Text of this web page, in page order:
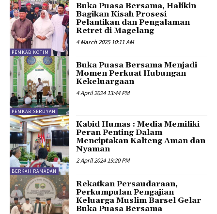
PEMKAB KOTIM
Buka Puasa Bersama, Halikin
Bagikan Kisah Prosesi
Pelantikan dan Pengalaman
Retret di Magelang
4 March 2025 10:11 AM
PEMKAB SERUYAN
Buka Puasa Bersama Menjadi
Momen Perkuat Hubungan
Kekeluargaan
4 April 2024 13:44 PM
BERKAH RAMADAN
Kabid Humas : Media Memiliki
Peran Penting Dalam
Menciptakan Kalteng Aman dan
Nyaman
2 April 2024 19:20 PM
Rekatkan Persaudaraan,
Perkumpulan Pengajian
Keluarga Muslim Barsel Gelar
Buka Puasa Bersama